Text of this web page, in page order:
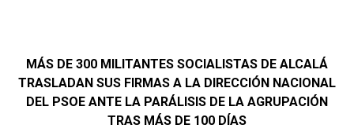
MÁS DE 300 MILITANTES SOCIALISTAS DE ALCALÁ
TRASLADAN SUS FIRMAS A LA DIRECCIÓN NACIONAL
DEL PSOE ANTE LA PARÁLISIS DE LA AGRUPACIÓN
TRAS MÁS DE 100 DÍAS